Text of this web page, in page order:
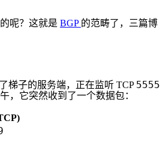
呢？这就是 BGP 的范畴了，三篇博
梯子的服务端，正在监听 TCP 5555
，它突然收到了一个数据包：